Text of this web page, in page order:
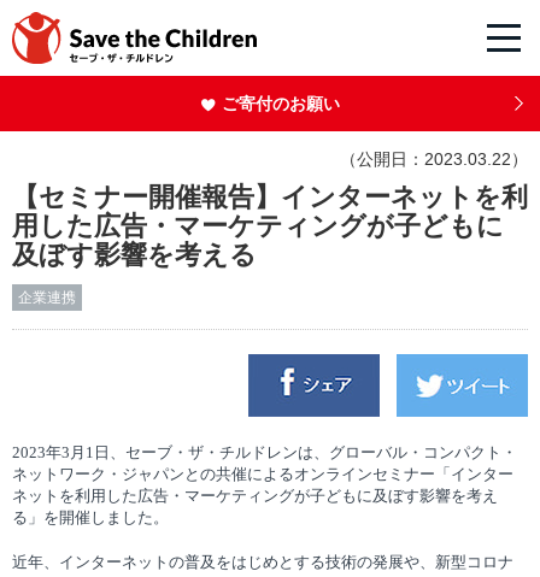
ご寄付のお願い
（公開日：2023.03.22）
【セミナー開催報告】インターネットを利
用した広告・マーケティングが子どもに
及ぼす影響を考える
企業連携
2023年3 月 1 日、セーブ・ザ・チルドレンは、グローバル・コンパクト・
ネットワーク・ジャパンとの共催によるオンラインセミナー 「インター
ネットを利用した広告・マーケティングが子どもに及ぼす影響を考え
る」 を開催しました。
近年、インターネットの普及をはじめとする技術の発展や、新型コロナ